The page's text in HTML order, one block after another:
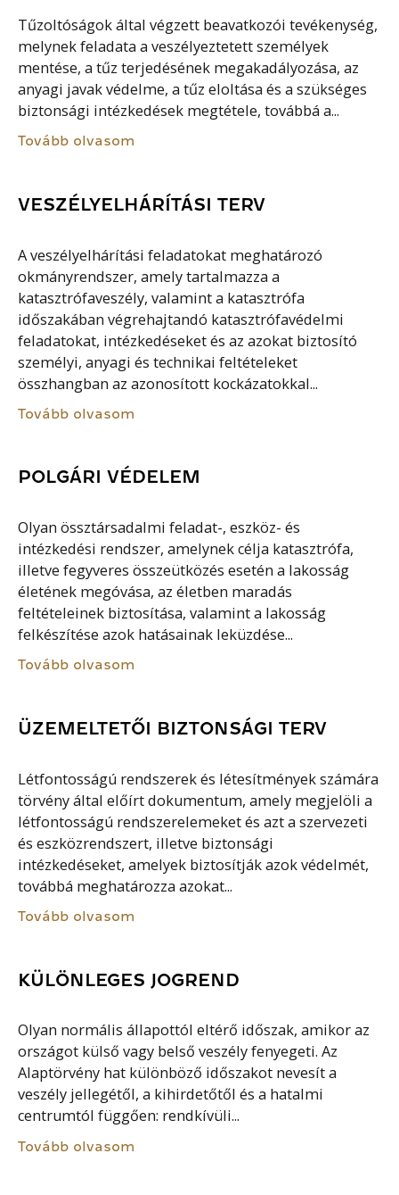
Tűzoltóságok által végzett beavatkozói tevékenység,
melynek feladata a veszélyeztetett személyek
mentése, a tűz terjedésének megakadályozása, az
anyagi javak védelme, a tűz eloltása és a szükséges
biztonsági intézkedések megtétele, továbbá a...
Tovább olvasom
VESZÉLYELHÁRÍTÁSI TERV
A veszélyelhárítási feladatokat meghatározó
okmányrendszer, amely tartalmazza a
katasztrófaveszély, valamint a katasztrófa
időszakában végrehajtandó katasztrófavédelmi
feladatokat, intézkedéseket és az azokat biztosító
személyi, anyagi és technikai feltételeket
összhangban az azonosított kockázatokkal...
Tovább olvasom
POLGÁRI VÉDELEM
Olyan össztársadalmi feladat-, eszköz- és
intézkedési rendszer, amelynek célja katasztrófa,
illetve fegyveres összeütközés esetén a lakosság
életének megóvása, az életben maradás
feltételeinek biztosítása, valamint a lakosság
felkészítése azok hatásainak leküzdése...
Tovább olvasom
ÜZEMELTETŐI BIZTONSÁGI TERV
Létfontosságú rendszerek és létesítmények számára
törvény által előírt dokumentum, amely megjelöli a
létfontosságú rendszerelemeket és azt a szervezeti
és eszközrendszert, illetve biztonsági
intézkedéseket, amelyek biztosítják azok védelmét,
továbbá meghatározza azokat...
Tovább olvasom
KÜLÖNLEGES JOGREND
Olyan normális állapottól eltérő időszak, amikor az
országot külső vagy belső veszély fenyegeti. Az
Alaptörvény hat különböző időszakot nevesít a
veszély jellegétől, a kihirdetőtől és a hatalmi
centrumtól függően: rendkívüli...
Tovább olvasom